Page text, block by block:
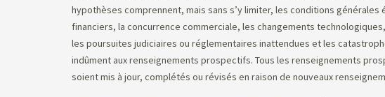
hypothèses comprennent, mais sans s’y limiter, les conditions
financiers, la concurrence commerciale, les changements
les poursuites judiciaires ou réglementaires inattendues et les
indûment aux renseignements prospectifs. Tous les renseignements
soient mis à jour, complétés ou révisés en raison de nouveaux